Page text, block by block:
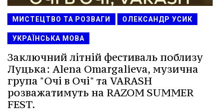
МИСТЕЦТВО ТА РОЗВАГИ ОЛЕКСАНДР УСИК
УКРАЇНСЬКА МОВА
Заключний літній фестиваль поблизу
Луцька: Alena Omargalieva, музична
група "Очі в Очі" та VARASH
розважатимуть на RAZOM SUMMER
FEST.